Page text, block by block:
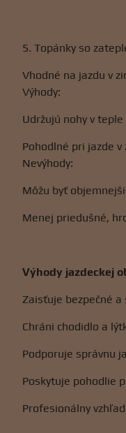
5. Topánky so
Vhodné na jazdu v
Výhody:
Udržujú nohy v teple
Pohodlné pri jazde
Nevýhody:
Môžu byť
Menej priedušné,
Výhody jazdeckej
Zaisťuje bezpečné
Chráni chodidlo a
Podporuje správnu
Poskytuje pohodlie
Profesionálny